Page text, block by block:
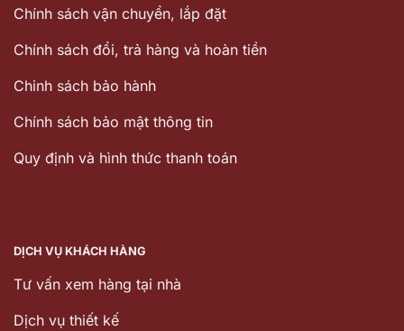
Chính sách vận chuyển, lắp đặt
Chính sách đổi, trả hàng và hoàn tiền
Chinh sách bảo hành
Chính sách bảo mật thông tin
Quy định và hình thức thanh toán
DỊCH VỤ KHÁCH HÀNG
Tư vấn xem hàng tại nhà
Dịch vụ thiết kế